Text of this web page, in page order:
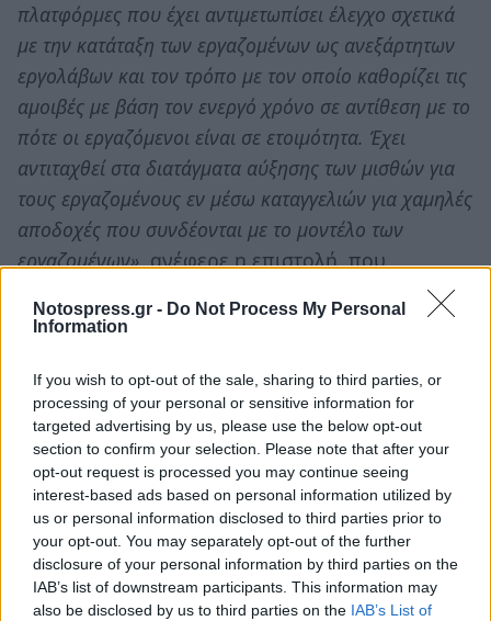
Notospress.gr - Do Not Process My Personal
Information
If you wish to opt-out of the sale, sharing to third parties, or
processing of your personal or sensitive information for
targeted advertising by us, please use the below opt-out
section to confirm your selection. Please note that after your
opt-out request is processed you may continue seeing
interest-based ads based on personal information utilized by
us or personal information disclosed to third parties prior to
your opt-out. You may separately opt-out of the further
disclosure of your personal information by third parties on the
IAB’s list of downstream participants. This information may
also be disclosed by us to third parties on the IAB’s List of
πλατφόρμες που έχει αντιμετωπίσει έλεγχο σχετικά
με την κατάταξη των εργαζομένων ως ανεξάρτητων
εργολάβων και τον τρόπο με τον οποίο καθορίζει τις
αμοιβές με βάση τον ενεργό χρόνο σε αντίθεση με το
πότε οι εργαζόμενοι είναι σε ετοιμότητα. Έχει
αντιταχθεί στα διατάγματα αύξησης των μισθών για
τους εργαζομένους εν μέσω καταγγελιών για χαμηλές
αποδοχές που συνδέονται με το μοντέλο των
εργαζομένων», ανέφερε η επιστολή, που
προειδοποίηση για το φιλοδώρημα.
Πηγή: newsbeast.gr
Ακολουθήστε τοnotospress.grστο Google News και
μάθετε πρώτοιόλες τις ειδήσεις
TAGS: ΤΕΧΝΟΛΟΓΙΑ DELIVERY
ΕΦΑΡΜΟΓΗ
ΠΑΡΑΓΓΕΛΙΑ
ΦΙΛΟΔΩΡΗΜΑ